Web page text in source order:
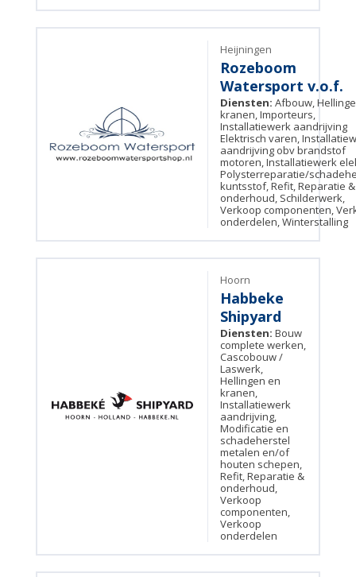
Heijningen
Rozeboom
Watersport v.o.f.
Diensten: Afbouw,
kranen, Importeurs,
Installatiewerk aandrijving
Elektrisch varen,
aandrijving obv brandstof
motoren, Installatiewerk
Polysterreparatie/
kuntsstof, Refit, Reparatie &
onderhoud, Schilderwerk,
Verkoop componenten,
onderdelen, Winterstalling
Hoorn
Habbeke
Shipyard
Diensten: Bouw
complete werken,
Cascobouw /
Laswerk,
Hellingen en
kranen,
Installatiewerk
aandrijving,
Modificatie en
schadeherstel
metalen en/of
houten schepen,
Refit, Reparatie &
onderhoud,
Verkoop
componenten,
Verkoop
onderdelen